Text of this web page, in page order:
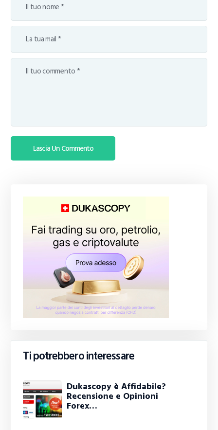
Ti potrebbero interessare
Dukascopy è Affidabile?
Recensione e Opinioni
Forex…